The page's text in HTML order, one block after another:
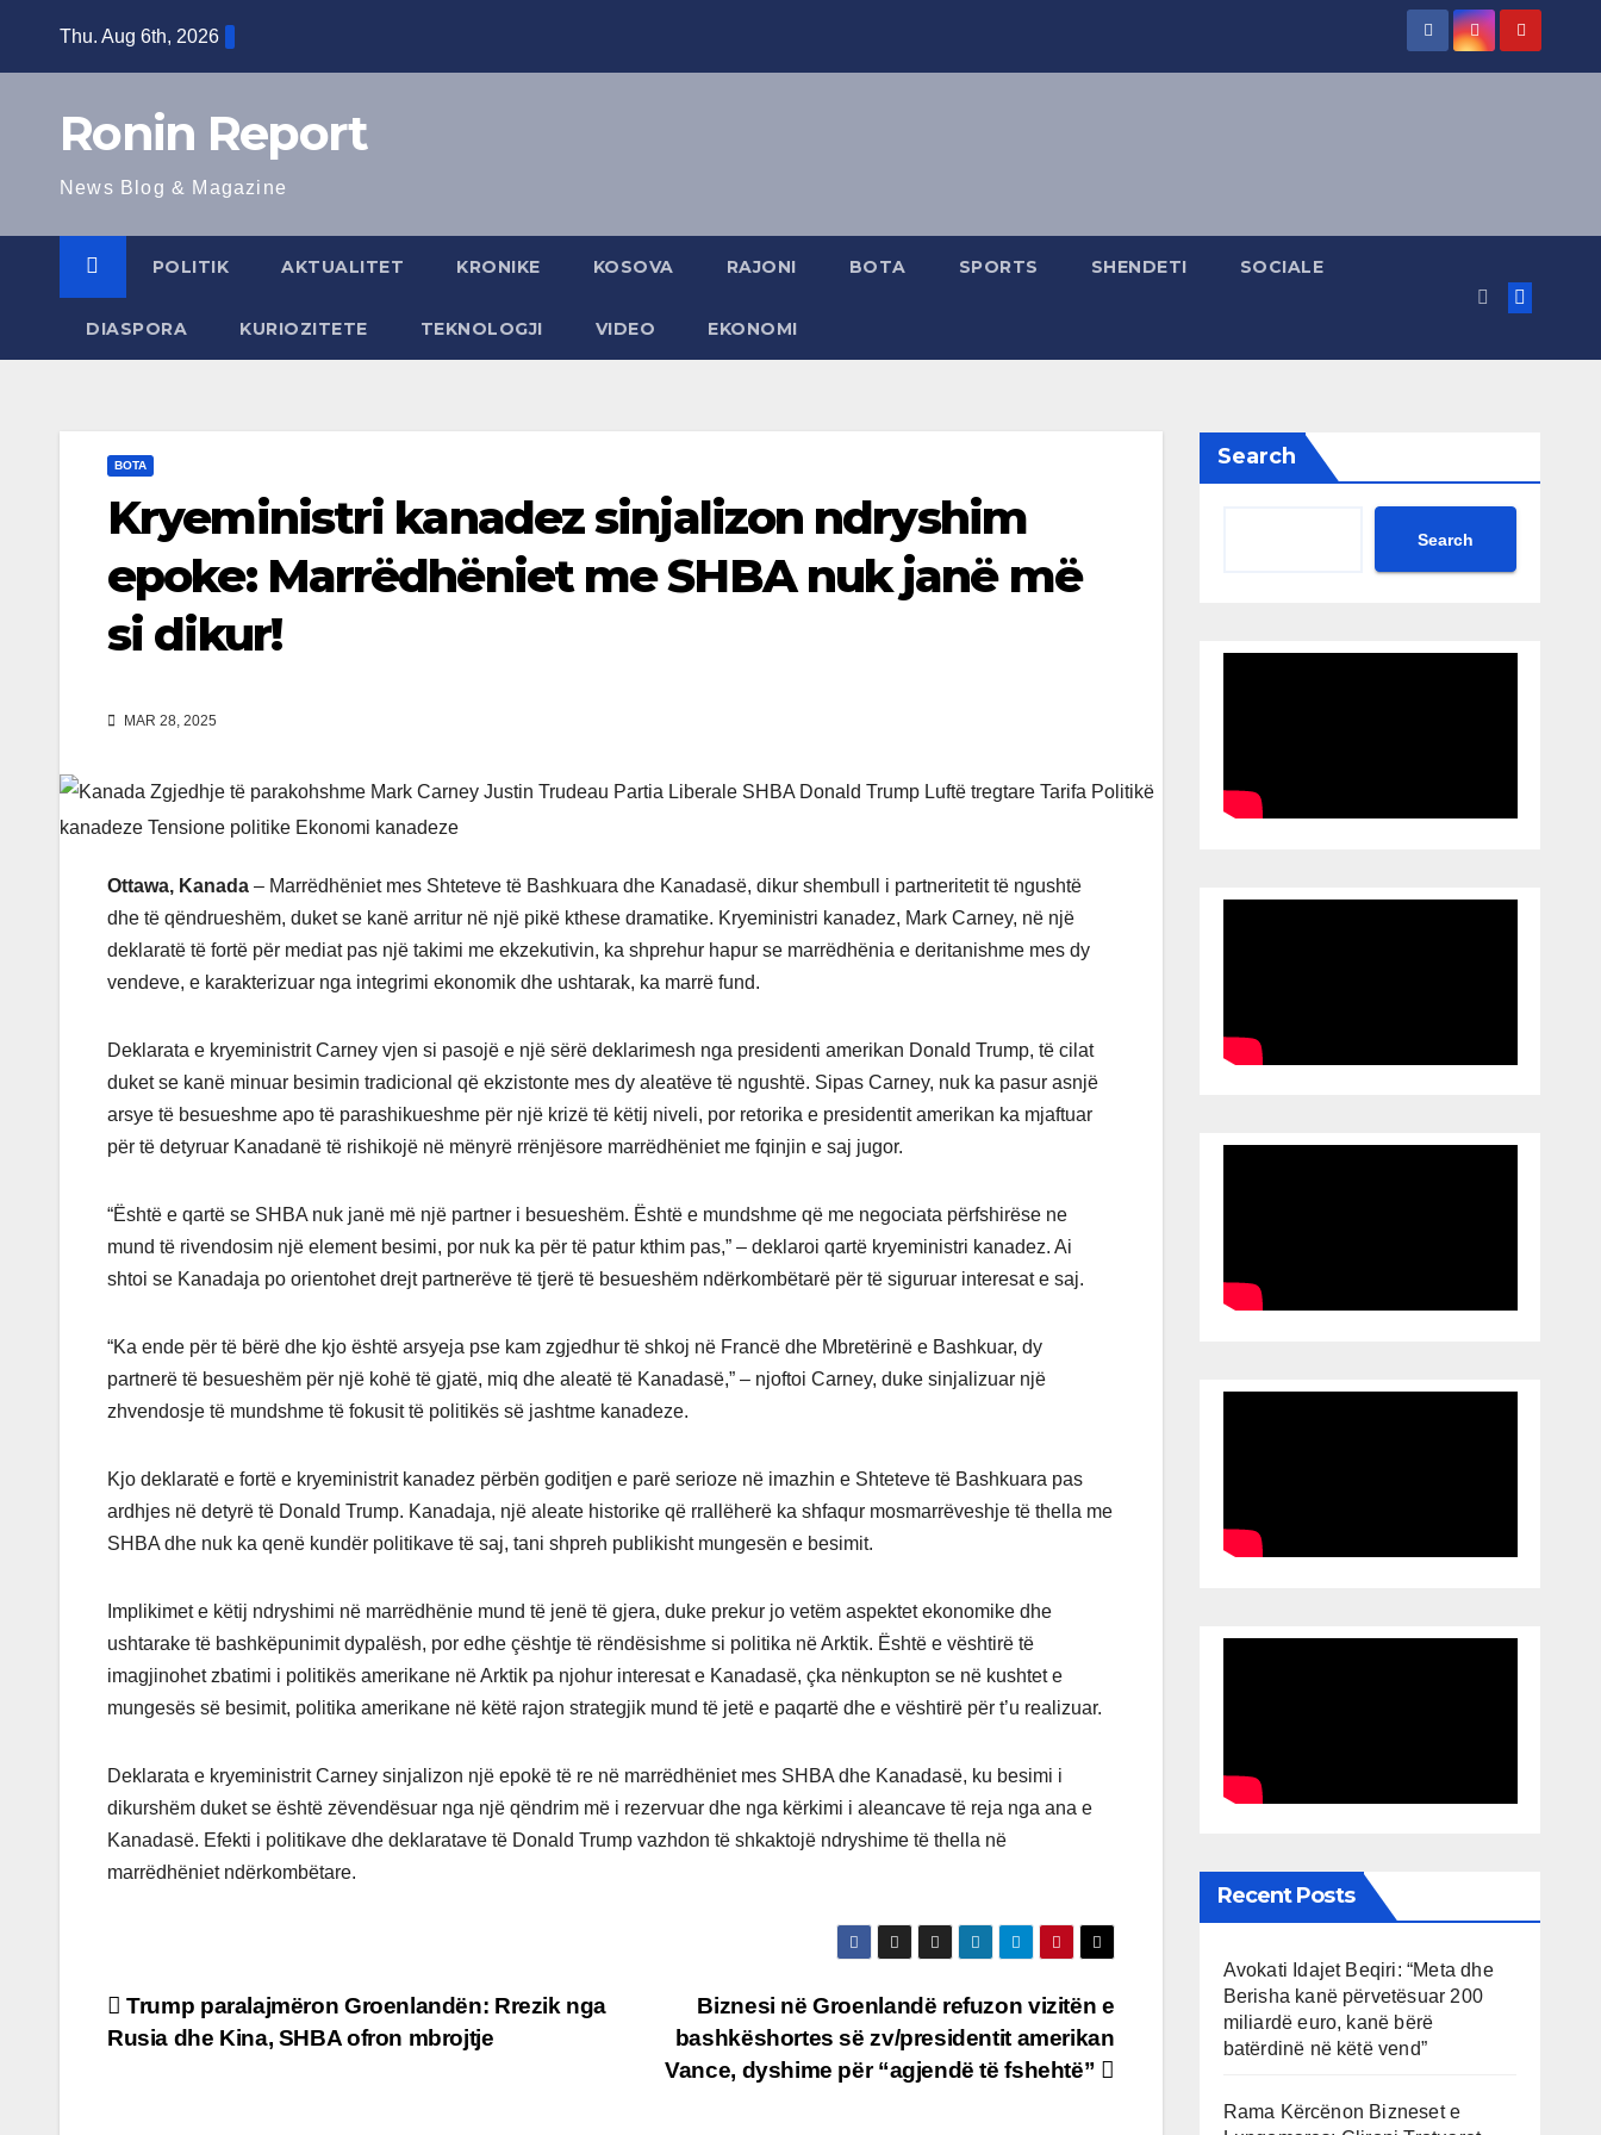
Thu. Aug 6th, 2026
Ronin Report
News Blog & Magazine
POLITIK AKTUALITET KRONIKE KOSOVA RAJONI BOTA SPORTS SHENDETI SOCIALE
DIASPORA KURIOZITETE TEKNOLOGJI VIDEO EKONOMI
BOTA
Kryeministri kanadez sinjalizon ndryshim
epoke: Marrëdhëniet me SHBA nuk janë më
si dikur!
MAR 28, 2025
Ottawa, Kanada – Marrëdhëniet mes Shteteve të Bashkuara dhe Kanadasë, dikur shembull i partneritetit të ngushtë
dhe të qëndrueshëm, duket se kanë arritur në një pikë kthese dramatike. Kryeministri kanadez, Mark Carney, në një
deklaratë të fortë për mediat pas një takimi me ekzekutivin, ka shprehur hapur se marrëdhënia e deritanishme mes dy
vendeve, e karakterizuar nga integrimi ekonomik dhe ushtarak, ka marrë fund.
Deklarata e kryeministrit Carney vjen si pasojë e një sërë deklarimesh nga presidenti amerikan Donald Trump, të cilat
duket se kanë minuar besimin tradicional që ekzistonte mes dy aleatëve të ngushtë. Sipas Carney, nuk ka pasur asnjë
arsye të besueshme apo të parashikueshme për një krizë të këtij niveli, por retorika e presidentit amerikan ka mjaftuar
për të detyruar Kanadanë të rishikojë në mënyrë rrënjësore marrëdhëniet me fqinjin e saj jugor.
“Është e qartë se SHBA nuk janë më një partner i besueshëm. Është e mundshme që me negociata përfshirëse ne
mund të rivendosim një element besimi, por nuk ka për të patur kthim pas,” – deklaroi qartë kryeministri kanadez. Ai
shtoi se Kanadaja po orientohet drejt partnerëve të tjerë të besueshëm ndërkombëtarë për të siguruar interesat e saj.
“Ka ende për të bërë dhe kjo është arsyeja pse kam zgjedhur të shkoj në Francë dhe Mbretërinë e Bashkuar, dy
partnerë të besueshëm për një kohë të gjatë, miq dhe aleatë të Kanadasë,” – njoftoi Carney, duke sinjalizuar një
zhvendosje të mundshme të fokusit të politikës së jashtme kanadeze.
Kjo deklaratë e fortë e kryeministrit kanadez përbën goditjen e parë serioze në imazhin e Shteteve të Bashkuara pas
ardhjes në detyrë të Donald Trump. Kanadaja, një aleate historike që rrallëherë ka shfaqur mosmarrëveshje të thella me
SHBA dhe nuk ka qenë kundër politikave të saj, tani shpreh publikisht mungesën e besimit.
Implikimet e këtij ndryshimi në marrëdhënie mund të jenë të gjera, duke prekur jo vetëm aspektet ekonomike dhe
ushtarake të bashkëpunimit dypalësh, por edhe çështje të rëndësishme si politika në Arktik. Është e vështirë të
imagjinohet zbatimi i politikës amerikane në Arktik pa njohur interesat e Kanadasë, çka nënkupton se në kushtet e
mungesës së besimit, politika amerikane në këtë rajon strategjik mund të jetë e paqartë dhe e vështirë për t’u realizuar.
Deklarata e kryeministrit Carney sinjalizon një epokë të re në marrëdhëniet mes SHBA dhe Kanadasë, ku besimi i
dikurshëm duket se është zëvendësuar nga një qëndrim më i rezervuar dhe nga kërkimi i aleancave të reja nga ana e
Kanadasë. Efekti i politikave dhe deklaratave të Donald Trump vazhdon të shkaktojë ndryshime të thella në
marrëdhëniet ndërkombëtare.
Post
navigation
Biznesi në Groenlandë refuzon vizitën e
bashkëshortes së zv/presidentit amerikan
Vance, dyshime për “agjendë të fshehtë”
Trump paralajmëron Groenlandën: Rrezik nga
Rusia dhe Kina, SHBA ofron mbrojtje
Search
Search
Recent Posts
Avokati Idajet Beqiri: “Meta dhe
Berisha kanë përvetësuar 200
miliardë euro, kanë bërë
batërdinë në këtë vend”
Rama Kërcënon Bizneset e